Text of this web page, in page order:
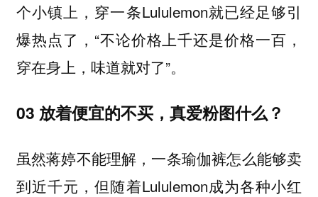
个小镇上，穿一条Lululemon就已经足够引
爆热点了，“不论价格上千还是价格一百，
穿在身上，味道就对了”。
03 放着便宜的不买，真爱粉图什么？
虽然蒋婷不能理解，一条瑜伽裤怎么能够卖
到近千元，但随着Lululemon成为各种小红